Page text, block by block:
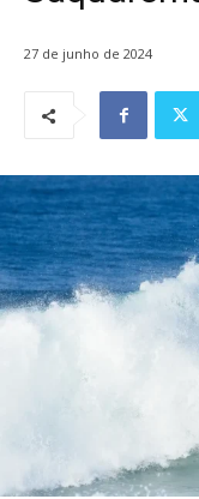
27 de junho de 2024